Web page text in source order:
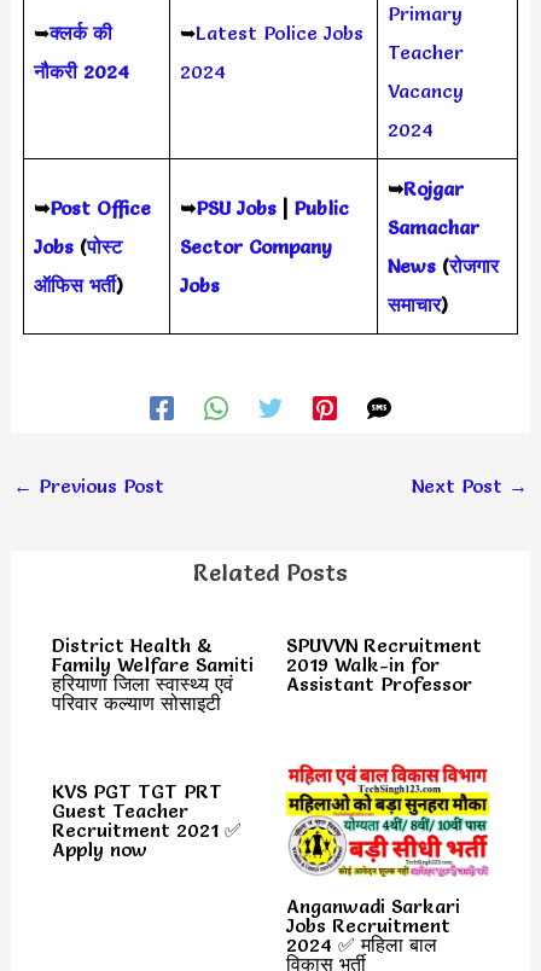
➥क्लर्क की
नौकरी 2024
➥Latest Police Jobs
2024
Primary
Teacher
Vacancy
2024
➥Post Office
Jobs(पोस्ट
ऑफिस भर्ती)
➥PSU Jobs| Public
Sector Company
Jobs
➥Rojgar
Samachar
News(रोजगार
समाचार)
← Previous Post Next Post →
Related Posts
District Health &
Family Welfare Samiti
हरियाणा जिला स्वास्थ्य एवं
परिवार कल्याण सोसाइटी
SPUVVN Recruitment
2019 Walk-in for
Assistant Professor
KVS PGT TGT PRT
Guest Teacher
Recruitment 2021 ✅
Apply now
Anganwadi Sarkari
Jobs Recruitment
2024 ✅ महिला बाल
विकास भर्ती